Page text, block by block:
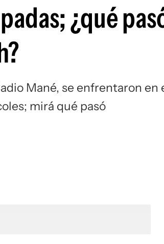
¿qué
Mané, se enfrentaron en
mirá qué pasó